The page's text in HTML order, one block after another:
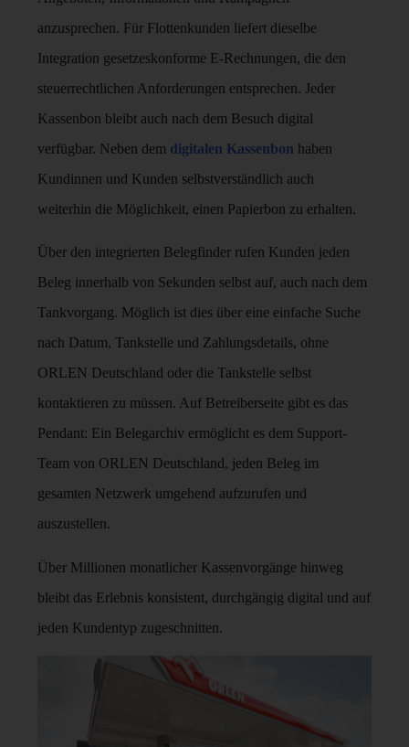
anzusprechen. Für Flottenkunden liefert dieselbe
Integration gesetzeskonforme E-Rechnungen, die den
steuerrechtlichen Anforderungen entsprechen. Jeder
Kassenbon bleibt auch nach dem Besuch digital
verfügbar. Neben dem digitalen Kassenbon haben
Kundinnen und Kunden selbstverständlich auch
weiterhin die Möglichkeit, einen Papierbon zu erhalten.
Über den integrierten Belegfinder rufen Kunden jeden
Beleg innerhalb von Sekunden selbst auf, auch nach dem
Tankvorgang. Möglich ist dies über eine einfache Suche
nach Datum, Tankstelle und Zahlungsdetails, ohne
ORLEN Deutschland oder die Tankstelle selbst
kontaktieren zu müssen. Auf Betreiberseite gibt es das
Pendant: Ein Belegarchiv ermöglicht es dem Support-
Team von ORLEN Deutschland, jeden Beleg im
gesamten Netzwerk umgehend aufzurufen und
auszustellen.
Über Millionen monatlicher Kassenvorgänge hinweg
bleibt das Erlebnis konsistent, durchgängig digital und auf
jeden Kundentyp zugeschnitten.